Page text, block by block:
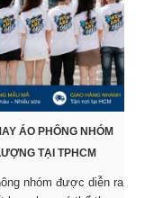
ÁO PHÔNG NHÓM
TẠI TPHCM
nhóm được diễn ra